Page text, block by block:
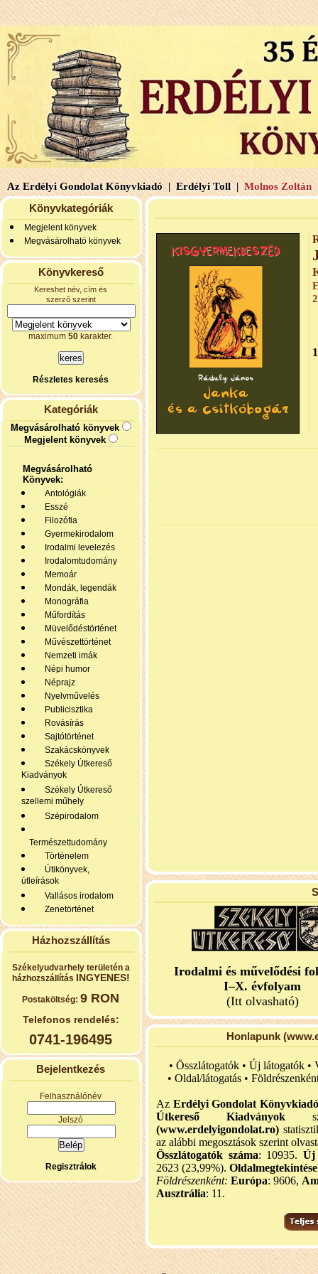
Az Erdélyi Gondolat Könyvkiadó | Erdélyi Toll | Molnos Zoltán
Könyvkategóriák
Megjelent könyvek
Megvásárolható könyvek
Könyvkereső
Kereshet név, cím és
szerző szerint
maximum50 karakter.
Részletes keresés
Kategóriák
Megvásárolható könyvek
Megjelent könyvek
Megvásárolható
Könyvek:
Antológiák
Esszé
Filozófia
Gyermekirodalom
Irodalmi levelezés
Irodalomtudomány
Memoár
Mondák, legendák
Monográfia
Műfordítás
Müvelődéstörténet
Művészettörténet
Nemzeti imák
Népi humor
Néprajz
Nyelvművelés
Publicisztika
Rovásírás
Sajtótörténet
Szakácskönyvek
Székely Útkereső
Kiadványok
Székely Útkereső
szellemi műhely
Szépirodalom
Természettudomány
Történelem
Útikönyvek,
útleírások
Vallásos irodalom
Zenetörténet
Házhozszállítás
Székelyudvarhely területén a
házhozszállítás INGYENES!
Postaköltség:9 RON
Telefonos rendelés:
0741-196495
Bejelentkezés
Felhasználónév
Jelszó
Regisztrálok
Irodalmi és művelődési
I–X. évfolyam
(Itt olvasható)
Honlapunk
• Összlátogatók • Új látogatók •
• Oldal/látogatás •
Az Erdélyi Gondolat
Útkereső Kiadványok
(www.erdelyigondolat.ro)
az alábbi megosztások szerint
Összlátogatók száma: 10935. Új
2623 (23,99%).
Földrészenként: Európa: 9606,
Ausztrália: 11.